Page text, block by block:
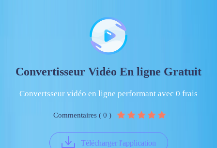
Convertisseur Vidéo En ligne Gratuit
Convertsseur vidéo en ligne performant avec 0 frais
Commentaires ( 0 )
Télécharger l'application